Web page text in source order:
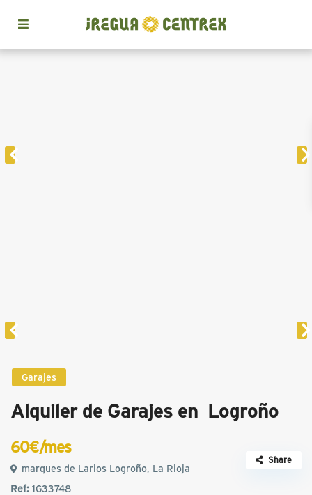
Garajes
Alquiler de Garajes en Logroño
60€/mes
marques de Larios Logroño, La Rioja
Ref:1G33748
Share